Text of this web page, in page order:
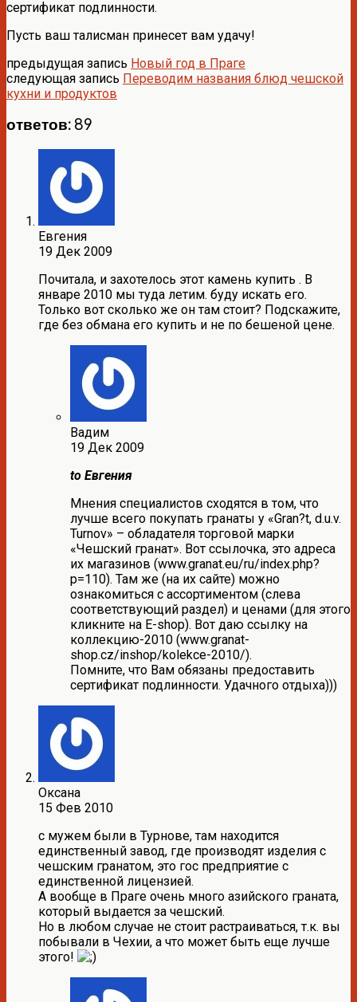
сертификат подлинности.
Пусть ваш талисман принесет вам удачу!
предыдущая запись Новый год в Праге
следующая запись Переводим названия блюд чешской
кухни и продуктов
ответов: 89
Евгения
19 Дек 2009
Почитала, и захотелось этот камень купить . В
январе 2010 мы туда летим. буду искать его.
Только вот сколько же он там стоит? Подскажите,
где без обмана его купить и не по бешеной цене.
Вадим
19 Дек 2009
to Евгения
Мнения специалистов сходятся в том, что
лучше всего покупать гранаты у «Gran?t, d.u.v.
Turnov» – обладателя торговой марки
«Чешский гранат». Вот ссылочка, это адреса
их магазинов (www.granat.eu/ru/index.php?
p=110). Там же (на их сайте) можно
ознакомиться с ассортиментом (слева
соответствующий раздел) и ценами (для этого
кликните на E-shop). Вот даю ссылку на
коллекцию-2010 (www.granat-
shop.cz/inshop/kolekce-2010/).
Помните, что Вам обязаны предоставить
сертификат подлинности. Удачного отдыха)))
Оксана
15 Фев 2010
с мужем были в Турнове, там находится
единственный завод, где производят изделия с
чешским гранатом, это гос предприятие с
единственной лицензией.
А вообще в Праге очень много азийского граната,
который выдается за чешский.
Но в любом случае не стоит растраиваться, т.к. вы
побывали в Чехии, а что может быть еще лучше
этого!